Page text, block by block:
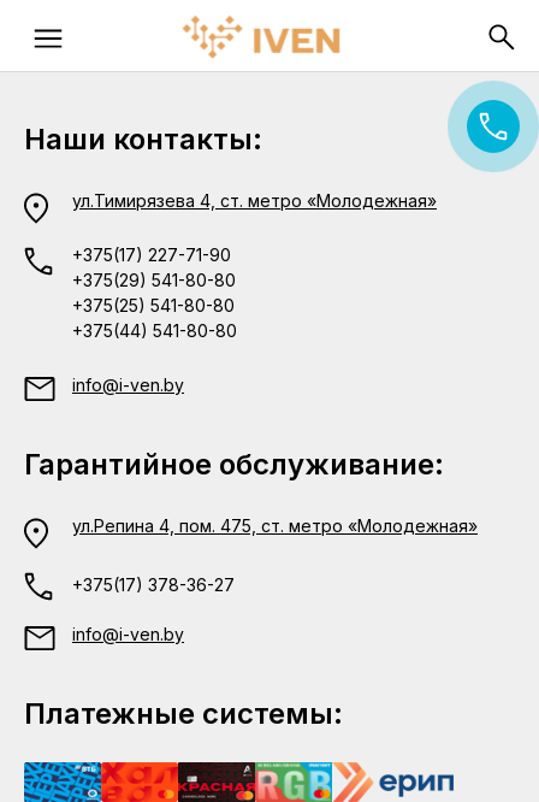
Наши контакты:
ул.Тимирязева 4, ст. метро «Молодежная»
+375(17) 227-71-90
+375(29) 541-80-80
+375(25) 541-80-80
+375(44) 541-80-80
info@i-ven.by
Гарантийное обслуживание:
ул.Репина 4, пом. 475, ст. метро «Молодежная»
+375(17) 378-36-27
info@i-ven.by
Платежные системы: